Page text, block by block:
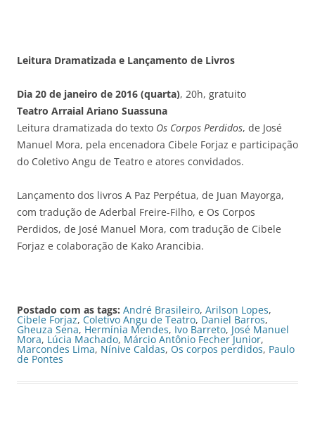
Leitura Dramatizada e Lançamento de Livros
Dia 20 de janeiro de 2016 (quarta), 20h, gratuito
Teatro Arraial Ariano Suassuna
Leitura dramatizada do texto Os Corpos Perdidos, de José
Manuel Mora, pela encenadora Cibele Forjaz e participação
do Coletivo Angu de Teatro e atores convidados.
Lançamento dos livros A Paz Perpétua, de Juan Mayorga,
com tradução de Aderbal Freire-Filho, e Os Corpos
Perdidos, de José Manuel Mora, com tradução de Cibele
Forjaz e colaboração de Kako Arancibia.
Postado com as tags: André Brasileiro, Arilson Lopes,
Cibele Forjaz, Coletivo Angu de Teatro, Daniel Barros,
Gheuza Sena, Hermínia Mendes, Ivo Barreto, José Manuel
Mora, Lúcia Machado, Márcio Antônio Fecher Junior,
Marcondes Lima, Nínive Caldas, Os corpos perdidos, Paulo
de Pontes